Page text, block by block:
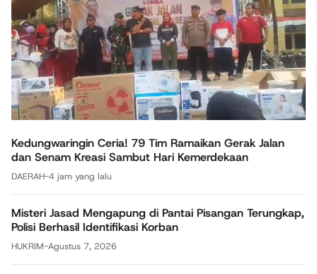
Kedungwaringin Ceria! 79 Tim Ramaikan Gerak Jalan
dan Senam Kreasi Sambut Hari Kemerdekaan
DAERAH-4 jam yang lalu
Misteri Jasad Mengapung di Pantai Pisangan Terungkap,
Polisi Berhasil Identifikasi Korban
HUKRIM-Agustus 7, 2026